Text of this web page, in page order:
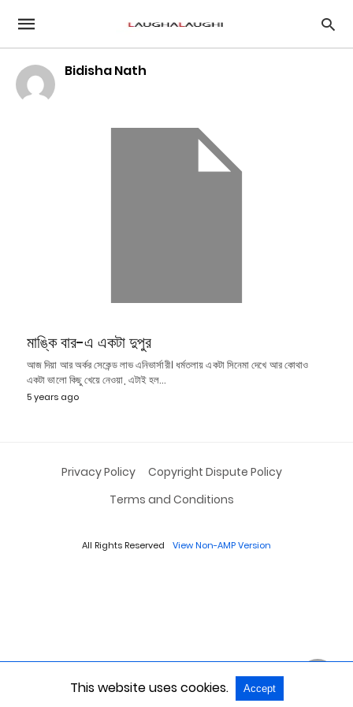
Bidisha Nath
মাঙ্কি বার-এ একটা দুপুর
আজ দিয়া আর অর্কর সেকেন্ড লাভ এনিভার্সারী। ধর্মতলায় একটা সিনেমা দেখে আর কোথাও
একটা ভালো কিছু খেয়ে নেওয়া, এটাই হল…
5 years ago
Privacy Policy
Copyright Dispute Policy
Terms and Conditions
All Rights Reserved View Non-AMP Version
This website uses cookies. Accept